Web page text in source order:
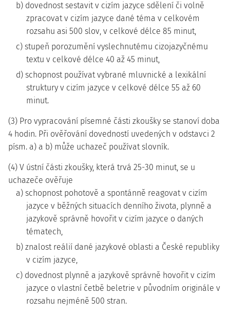
b) dovednost sestavit v cizím jazyce sdělení či volně
zpracovat v cizím jazyce dané téma v celkovém
rozsahu asi 500 slov, v celkové délce 85 minut,
c) stupeň porozumění vyslechnutému cizojazyčnému
textu v celkové délce 40 až 45 minut,
d) schopnost používat vybrané mluvnické a lexikální
struktury v cizím jazyce v celkové délce 55 až 60
minut.
(3) Pro vypracování písemné části zkoušky se stanoví doba
4 hodin. Při ověřování dovedností uvedených v odstavci 2
písm. a) a b) může uchazeč používat slovník.
(4) V ústní části zkoušky, která trvá 25-30 minut, se u
uchazeče ověřuje
a) schopnost pohotově a spontánně reagovat v cizím
jazyce v běžných situacích denního života, plynně a
jazykově správně hovořit v cizím jazyce o daných
tématech,
b) znalost reálií dané jazykové oblasti a České republiky
v cizím jazyce,
c) dovednost plynně a jazykově správně hovořit v cizím
jazyce o vlastní četbě beletrie v původním originále v
rozsahu nejméně 500 stran.